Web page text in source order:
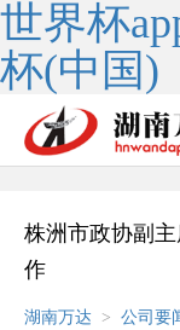
世界杯
杯(中国)
株洲市政协副
作
湖南万达 > 公司要